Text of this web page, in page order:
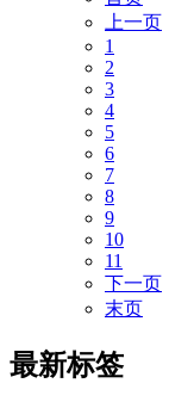
上一页
1
2
3
4
5
6
7
8
9
10
11
下一页
末页
最新标签